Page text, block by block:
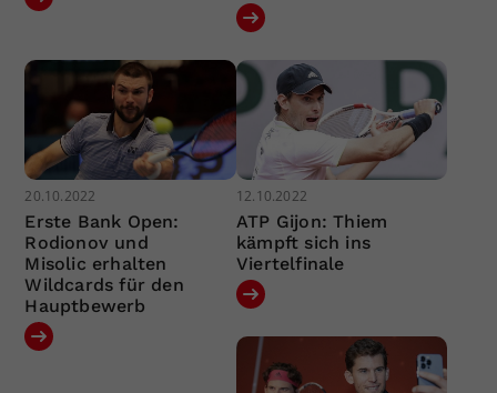
20.10.2022
Erste Bank Open:
Rodionov und
Misolic erhalten
Wildcards für den
Hauptbewerb
12.10.2022
ATP Gijon: Thiem
kämpft sich ins
Viertelfinale